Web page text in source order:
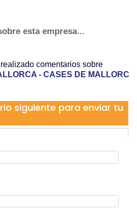
esta empresa...
comentarios sobre
- CASES DE MALLORC